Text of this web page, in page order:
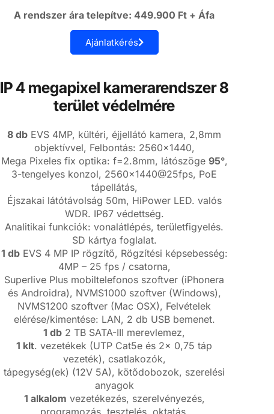
A rendszer ára telepítve: 449.900 Ft + Áfa
Ajánlatkérés
IP 4 megapixel kamerarendszer 8
terület védelmére
8 db EVS 4MP, kültéri, éjjellátó kamera, 2,8mm
objektívvel, Felbontás: 2560×1440,
Mega Pixeles fix optika: f=2.8mm, látószöge 95°,
3-tengelyes konzol, 2560×1440@25fps, PoE
tápellátás,
Éjszakai látótávolság 50m, HiPower LED. valós
WDR. IP67 védettség.
Analitikai funkciók: vonalátlépés, területfigyelés.
SD kártya foglalat.
1 dbEVS 4 MP IP rögzítő, Rögzítési képsebesség:
4MP – 25 fps / csatorna,
Superlive Plus mobiltelefonos szoftver (iPhonera
és Androidra), NVMS1000 szoftver (Windows),
NVMS1200 szoftver (Mac OSX), Felvételek
elérése/kimentése: LAN, 2 db USB bemenet.
1 db 2 TB SATA-III merevlemez,
1 klt. vezetékek (UTP Cat5e és 2x 0,75 táp
vezeték), csatlakozók,
tápegység(ek) (12V 5A), kötődobozok, szerelési
anyagok
1 alkalom vezetékezés, szerelvényezés,